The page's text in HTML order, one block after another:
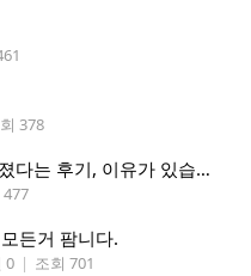
378
“머리카락뿐 아니라 삶까지 달라졌다는 후기, 이유가 있습니다
477
든거 팜니다.
0 | 조회 701